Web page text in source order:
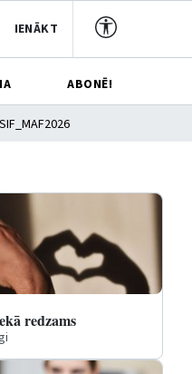
IENĀKT
ABONĒ!
SIF_MAF2026
redzams